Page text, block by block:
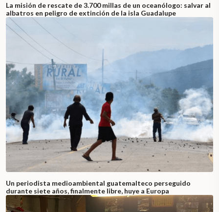
La misión de rescate de 3.700 millas de un oceanólogo: salvar al
albatros en peligro de extinción de la isla Guadalupe
Un periodista medioambiental guatemalteco perseguido
durante siete años, finalmente libre, huye a Europa